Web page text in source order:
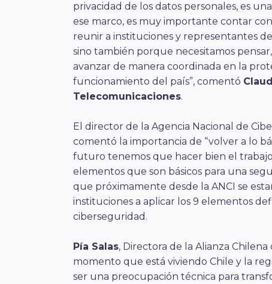
privacidad de los datos personales, es
ese marco, es muy importante contar
reunir a instituciones y representantes
sino también porque necesitamos
avanzar de manera coordinada en la
funcionamiento del país”, comentó
Telecomunicaciones.
El director de la Agencia Nacional de
comentó la importancia de “volver a lo
futuro tenemos que hacer bien el
elementos que son básicos para una
que próximamente desde la ANCI se
instituciones a aplicar los 9 elementos
ciberseguridad.
Pía Salas, Directora de la Alianza
momento que está viviendo Chile y la
ser una preocupación técnica para